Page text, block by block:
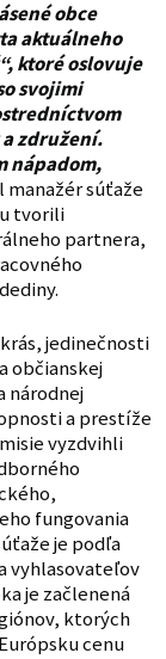
obce
aktuálneho
ktoré oslovuje
svojimi
združení.
nápadom,
súťaže
tvorili
partnera,
jedinečnosti
občianskej
národnej
a prestíže
vyzdvihli
fungovania
je podľa
vyhlasovateľov
je začlenená
ktorých
cenu